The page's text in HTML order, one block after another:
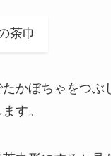
茶巾
かぼちゃをつぶ
す。